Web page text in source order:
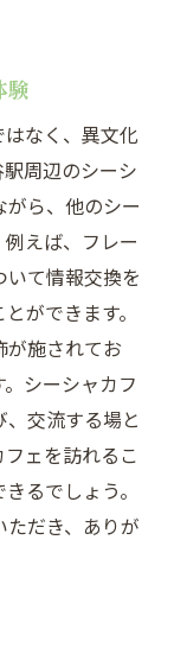
験
なく、異文化
周辺のシーシ
ら、他のシー
えば、フレー
て情報交換を
ができます。
が施されてお
シーシャカフ
交流する場と
ェを訪れるこ
るでしょう。
だき、ありが